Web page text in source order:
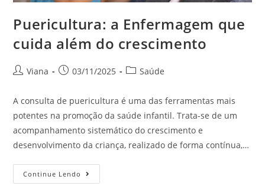
Puericultura: a Enfermagem que
cuida além do crescimento
Viana 03/11/2025 Saúde
A consulta de puericultura é uma das ferramentas mais
potentes na promoção da saúde infantil. Trata-se de um
acompanhamento sistemático do crescimento e
desenvolvimento da criança, realizado de forma contínua,…
Continue Lendo